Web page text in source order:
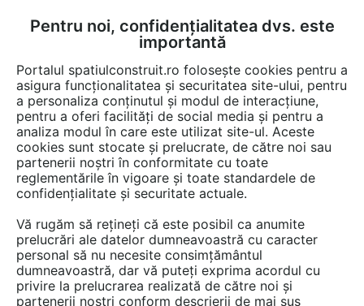
FĂ-ȚI CONT LOGIN
CUM SE FACE
O extindere modulară transformă
un bungalou din 1930 într-o casă
modernă
Pentru noi, confidențialitatea dvs. este
importantă
Portalul spatiulconstruit.ro folosește cookies pentru a
asigura funcționalitatea și securitatea site-ului, pentru
a personaliza conținutul și modul de interacțiune,
pentru a oferi facilități de social media și pentru a
analiza modul în care este utilizat site-ul. Aceste
cookies sunt stocate și prelucrate, de către noi sau
partenerii noștri în conformitate cu toate
reglementările în vigoare și toate standardele de
confidențialitate și securitate actuale.
Vă rugăm să rețineți că este posibil ca anumite
prelucrări ale datelor dumneavoastră cu caracter
personal să nu necesite consimțământul
dumneavoastră, dar vă puteți exprima acordul cu
privire la prelucrarea realizată de către noi și
partenerii noștri conform descrierii de mai sus